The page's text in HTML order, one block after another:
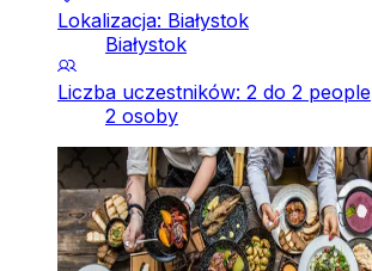
Lokalizacja: Białystok
Białystok
Liczba uczestników: 2 do 2 people
2 osoby